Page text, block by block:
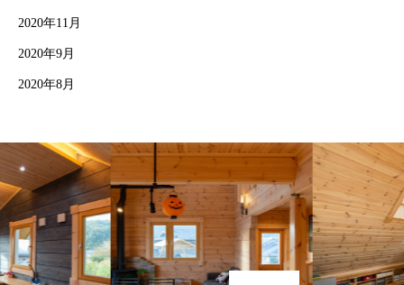
2020年11月
2020年9月
2020年8月